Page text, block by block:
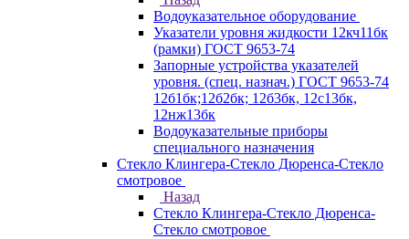
Водоуказательное оборудование
Указатели уровня жидкости 12кч11бк
(рамки) ГОСТ 9653-74
Запорные устройства указателей
уровня. (спец. назнач.) ГОСТ 9653-74
12б1бк;12б2бк; 12б3бк, 12с13бк,
12нж13бк
Водоуказательные приборы
специального назначения
Стекло Клингера-Стекло Дюренса-Стекло
смотровое
Назад
Стекло Клингера-Стекло Дюренса-
Стекло смотровое